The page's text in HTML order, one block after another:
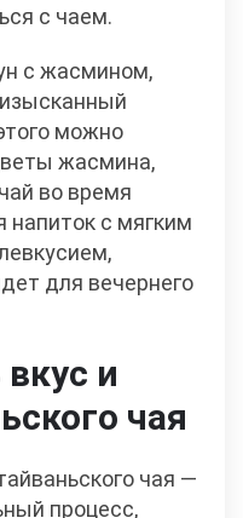
с чаем.
с жасмином,
можно
жасмина,
во время
напиток с мягким
для вечернего
и
чая
чая —
процесс,